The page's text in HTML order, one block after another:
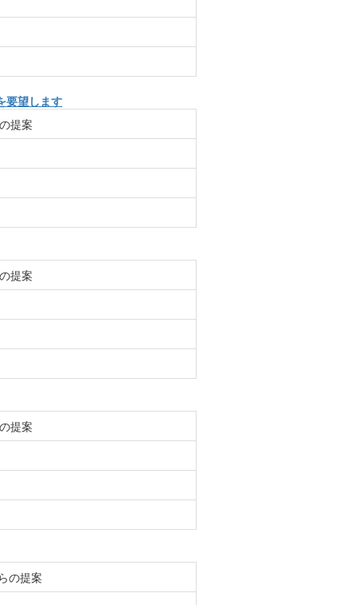
要望します
提案
提案
提案
の提案